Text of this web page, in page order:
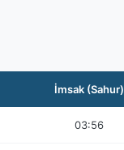
İmsak (Sahur)
03:56